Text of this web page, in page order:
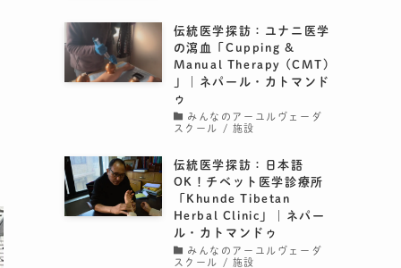
伝統医学探訪：ユナニ医学
の瀉血「Cupping &
Manual Therapy (CMT)
」｜ネパール・カトマンド
ゥ
みんなのアーユルヴェーダ
スクール / 施設
伝統医学探訪：日本語
OK！チベット医学診療所
「Khunde Tibetan
Herbal Clinic」｜ネパー
ル・カトマンドゥ
みんなのアーユルヴェーダ
スクール / 施設